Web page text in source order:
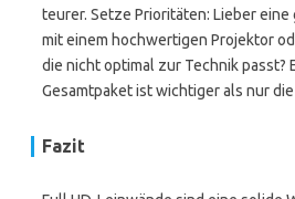
teurer. Setze Prioritäten: Lieber eine
mit einem hochwertigen Projektor
die nicht optimal zur Technik passt?
Gesamtpaket ist wichtiger als nur
Fazit